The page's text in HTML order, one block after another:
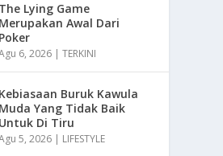
The Lying Game
Merupakan Awal Dari
Poker
6, 2026 |TERKINI
Kebiasaan Buruk Kawula
Muda Yang Tidak Baik
Untuk Di Tiru
5, 2026 | LIFESTYLE